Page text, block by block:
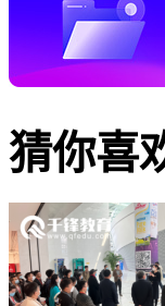
猜你喜